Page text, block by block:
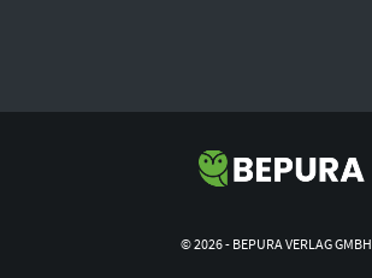
© 2026 - BEPURA VERLAG GMBH